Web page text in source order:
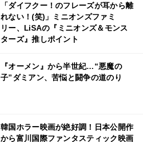
「ダイフクー！のフレーズが耳から離
れない！(笑)」ミニオンズファミ
リー、LiSAの『ミニオンズ＆モンス
ターズ』推しポイント
『オーメン』から半世紀…“悪魔の
子”ダミアン、苦悩と闘争の道のり
韓国ホラー映画が絶好調！日本公開作
から富川国際ファンタスティック映画